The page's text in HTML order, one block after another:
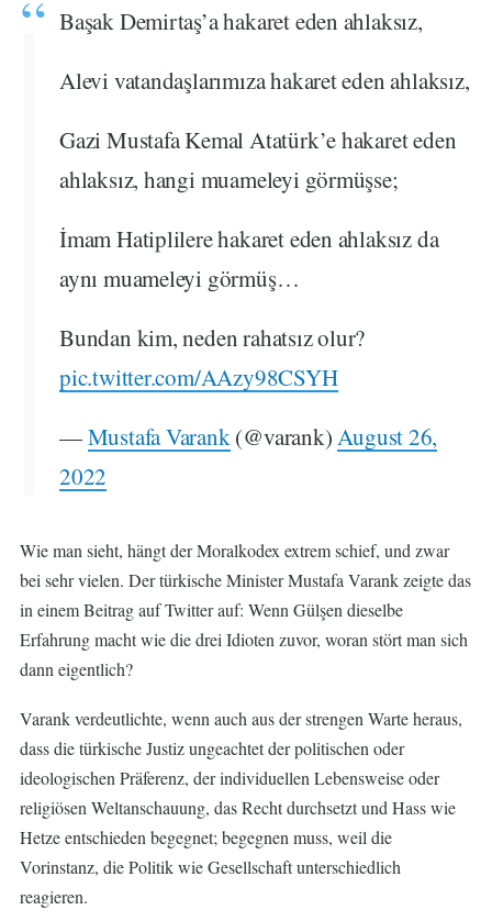
Başak Demirtaş’a hakaret eden ahlaksız,
Alevi vatandaşlarımıza hakaret eden ahlaksız,
Gazi Mustafa Kemal Atatürk’e hakaret eden
ahlaksız, hangi muameleyi görmüşse;
İmam Hatiplilere hakaret eden ahlaksız da
aynı muameleyi görmüş…
Bundan kim, neden rahatsız olur?
pic.twitter.com/AAzy98CSYH
—Mustafa Varank(@varank)August 26,
2022
Wie man sieht, hängt der Moralkodex extrem schief, und zwar
bei sehr vielen. Der türkische Minister Mustafa Varank zeigte das
in einem Beitrag auf Twitter auf: Wenn Gülşen dieselbe
Erfahrung macht wie die drei Idioten zuvor, woran stört man sich
dann eigentlich?
Varank verdeutlichte, wenn auch aus der strengen Warte heraus,
dass die türkische Justiz ungeachtet der politischen oder
ideologischen Präferenz, der individuellen Lebensweise oder
religiösen Weltanschauung, das Recht durchsetzt und Hass wie
Hetze entschieden begegnet; begegnen muss, weil die
Vorinstanz, die Politik wie Gesellschaft unterschiedlich
reagieren.